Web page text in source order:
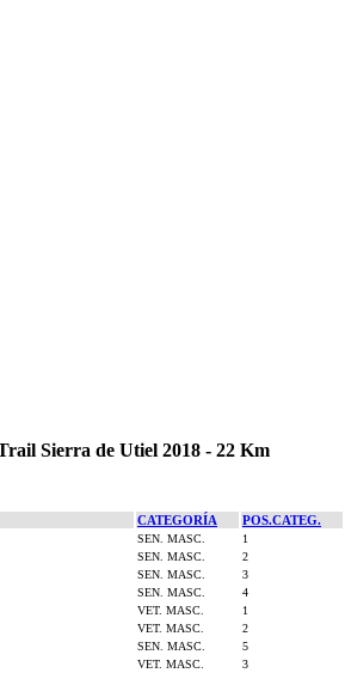
Sierra de Utiel 2018 - 22 Km
CATEGORÍA POS.CATEG.
SEN. MASC. 1
SEN. MASC. 2
SEN. MASC. 3
SEN. MASC. 4
VET. MASC. 1
VET. MASC. 2
SEN. MASC. 5
VET. MASC. 3